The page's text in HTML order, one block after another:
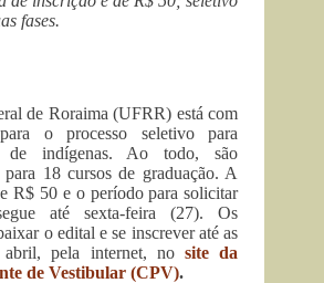
fases.
de Roraima (UFRR) está com
o processo seletivo para
de indígenas. Ao todo, são
18 cursos de graduação. A
R$ 50 e o período para solicitar
até sexta-feira (27). Os
o edital e se inscrever até as
pela internet, nosite da
de Vestibular (CPV).